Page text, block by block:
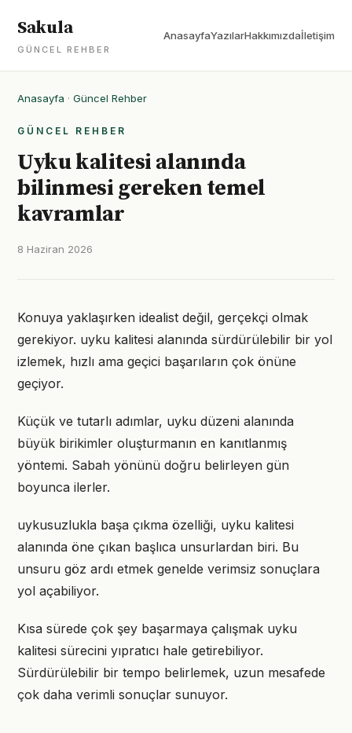
Sakula
GÜNCEL REHBER
AnasayfaYazılarHakkımızdaİletişim
Anasayfa · Güncel Rehber
GÜNCEL REHBER
Uyku kalitesi alanında
bilinmesi gereken temel
kavramlar
8 Haziran 2026
Konuya yaklaşırken idealist değil, gerçekçi olmak
gerekiyor. uyku kalitesi alanında sürdürülebilir bir yol
izlemek, hızlı ama geçici başarıların çok önüne
geçiyor.
Küçük ve tutarlı adımlar, uyku düzeni alanında
büyük birikimler oluşturmanın en kanıtlanmış
yöntemi. Sabah yönünü doğru belirleyen gün
boyunca ilerler.
uykusuzlukla başa çıkma özelliği, uyku kalitesi
alanında öne çıkan başlıca unsurlardan biri. Bu
unsuru göz ardı etmek genelde verimsiz sonuçlara
yol açabiliyor.
Kısa sürede çok şey başarmaya çalışmak uyku
kalitesi sürecini yıpratıcı hale getirebiliyor.
Sürdürülebilir bir tempo belirlemek, uzun mesafede
çok daha verimli sonuçlar sunuyor.